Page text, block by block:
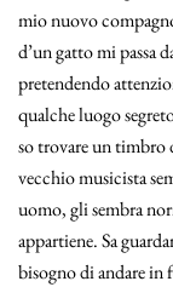
mio nuovo
d’un gatto mi passa
pretendendo
qualche luogo
so trovare un timbro
vecchio musicista
uomo, gli sembra
appartiene. Sa
bisogno di andare